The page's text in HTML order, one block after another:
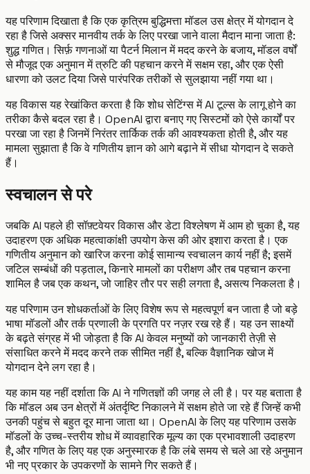
यह परिणाम दिखाता है कि एक कृत्रिम बुद्धिमत्ता मॉडल उस क्षेत्र में योगदान दे
रहा है जिसे अक्सर मानवीय तर्क के लिए परखा जाने वाला मैदान माना जाता है:
शुद्ध गणित। सिर्फ़ गणनाओं या पैटर्न मिलान में मदद करने के बजाय, मॉडल वर्षों
से मौजूद एक अनुमान में त्रुटि की पहचान करने में सक्षम रहा, और एक ऐसी
धारणा को उलट दिया जिसे पारंपरिक तरीकों से सुलझाया नहीं गया था।
यह विकास यह रेखांकित करता है कि शोध सेटिंग्स में AI टूल्स के लागू होने का
तरीका कैसे बदल रहा है। OpenAI द्वारा बनाए गए सिस्टमों को ऐसे कार्यों पर
परखा जा रहा है जिनमें निरंतर तार्किक तर्क की आवश्यकता होती है, और यह
मामला सुझाता है कि वे गणितीय ज्ञान को आगे बढ़ाने में सीधा योगदान दे सकते
हैं।
स्वचालन से परे
जबकि AI पहले ही सॉफ़्टवेयर विकास और डेटा विश्लेषण में आम हो चुका है, यह
उदाहरण एक अधिक महत्वाकांक्षी उपयोग केस की ओर इशारा करता है। एक
गणितीय अनुमान को खारिज करना कोई सामान्य स्वचालन कार्य नहीं है; इसमें
जटिल सम्बंधों की पड़ताल, किनारे मामलों का परीक्षण और तब पहचान करना
शामिल है जब एक कथन, जो जाहिर तौर पर सही लगता है, असत्य निकलता है।
यह परिणाम उन शोधकर्ताओं के लिए विशेष रूप से महत्वपूर्ण बन जाता है जो बड़े
भाषा मॉडलों और तर्क प्रणाली के प्रगति पर नज़र रख रहे हैं। यह उन साक्ष्यों
के बढ़ते संग्रह में भी जोड़ता है कि AI केवल मनुष्यों को जानकारी तेज़ी से
संसाधित करने में मदद करने तक सीमित नहीं है, बल्कि वैज्ञानिक खोज में
योगदान देने लग रहा है।
यह काम यह नहीं दर्शाता कि AI ने गणितज्ञों की जगह ले ली है। पर यह बताता है
कि मॉडल अब उन क्षेत्रों में अंतर्दृष्टि निकालने में सक्षम होते जा रहे हैं जिन्हें कभी
उनकी पहुंच से बहुत दूर माना जाता था। OpenAI के लिए यह परिणाम उसके
मॉडलों के उच्च-स्तरीय शोध में व्यावहारिक मूल्य का एक प्रभावशाली उदाहरण
है, और गणित के लिए यह एक अनुस्मारक है कि लंबे समय से चले आ रहे अनुमान
भी नए प्रकार के उपकरणों के सामने गिर सकते हैं।